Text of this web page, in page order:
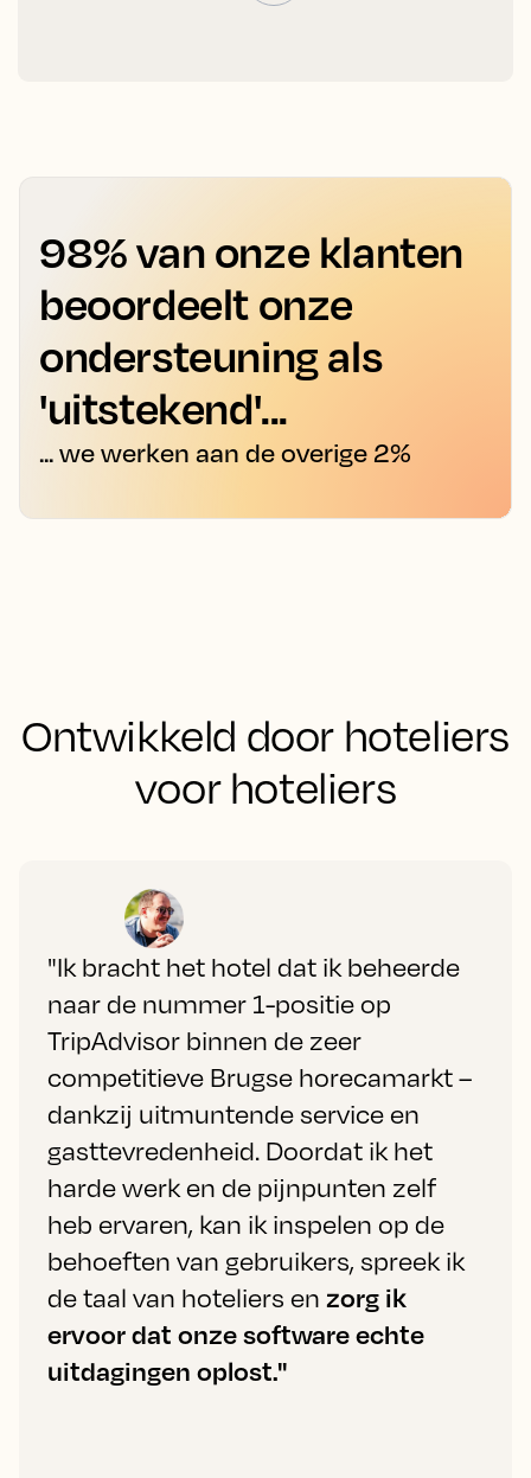
98% van onze klanten
beoordeelt onze
ondersteuning als
'uitstekend'...
... we werken aan de overige 2%
Ontwikkeld door hoteliers
voor hoteliers
"Ik bracht het hotel dat ik beheerde
naar de nummer 1-positie op
TripAdvisor binnen de zeer
competitieve Brugse horecamarkt –
dankzij uitmuntende service en
gasttevredenheid. Doordat ik het
harde werk en de pijnpunten zelf
heb ervaren, kan ik inspelen op de
behoeften van gebruikers, spreek ik
de taal van hoteliers en zorg ik
ervoor dat onze software echte
uitdagingen oplost."